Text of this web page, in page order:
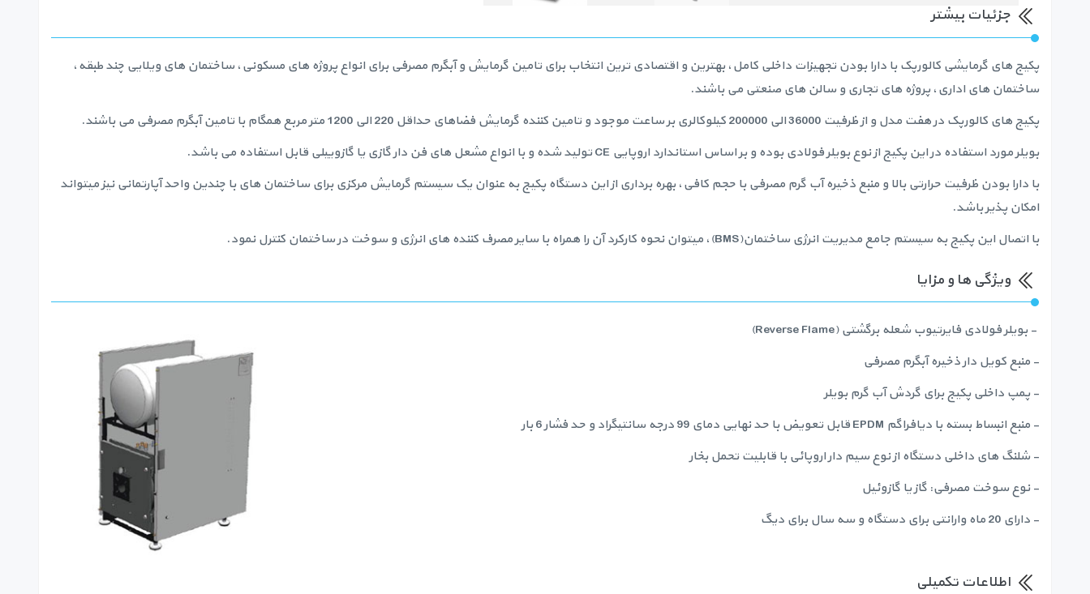
جزئیات بیشتر
پکیج های گرمایشی کالورپک با دارا بودن تجهیزات داخلی کامل، بهترین و اقتصادی ترین انتخاب برای تامین گرمایش و آبگرم مصرفی برای انواع پروژه های مسکونی، ساختمان های ویلایی چند طبقه،
ساختمان های اداری، پروژه های تجاری و سالن های صنعتی می باشند.
پکیج های کالورپک در هفت مدل و از ظرفیت 36000 الی 200000 کیلوکالری بر ساعت موجود و تامین کننده گرمایش فضاهای حداقل 220 الی 1200 متر مربع همگام با تامین آبگرم مصرفی می باشند.
بویلر مورد استفاده در این پکیج از نوع بویلر فولادی بوده و بر اساس استاندارد اروپایی CE تولید شده و با انواع مشعل های فن دار گازی یا گازوییلی قابل استفاده می باشد.
با دارا بودن ظرفیت حرارتی بالا و منبع ذخیره آب گرم مصرفی با حجم کافی، بهره برداری از این دستگاه پکیج به عنوان یک سیستم گرمایش مرکزی برای ساختمان های با چندین واحد آپارتمانی نیز میتواند
امکان پذیر باشد.
با اتصال این پکیج به سیستم جامع مدیریت انرژی ساختمان(BMS)، میتوان نحوه کارکرد آن را همراه با سایر مصرف کننده های انرژی و سوخت در ساختمان کنترل نمود.
ویژگی ها و مزایا
- بویلر فولادی فایرتیوب شعله برگشتی (Reverse Flame)
- منبع کویل دار ذخیره آبگرم مصرفی
- پمپ داخلی پکیج برای گردش آب گرم بویلر
- منبع انبساط بسته با دیافراگم EPDM قابل تعویض با حد نهایی دمای 99 درجه سانتیگراد و حد فشار 6 بار
- شلنگ های داخلی دستگاه از نوع سیم دار اروپائی با قابلیت تحمل بخار
- نوع سوخت مصرفی: گاز یا گازوئیل
- دارای 20 ماه وارانتی برای دستگاه و سه سال برای دیگ
اطلاعات تکمیلی